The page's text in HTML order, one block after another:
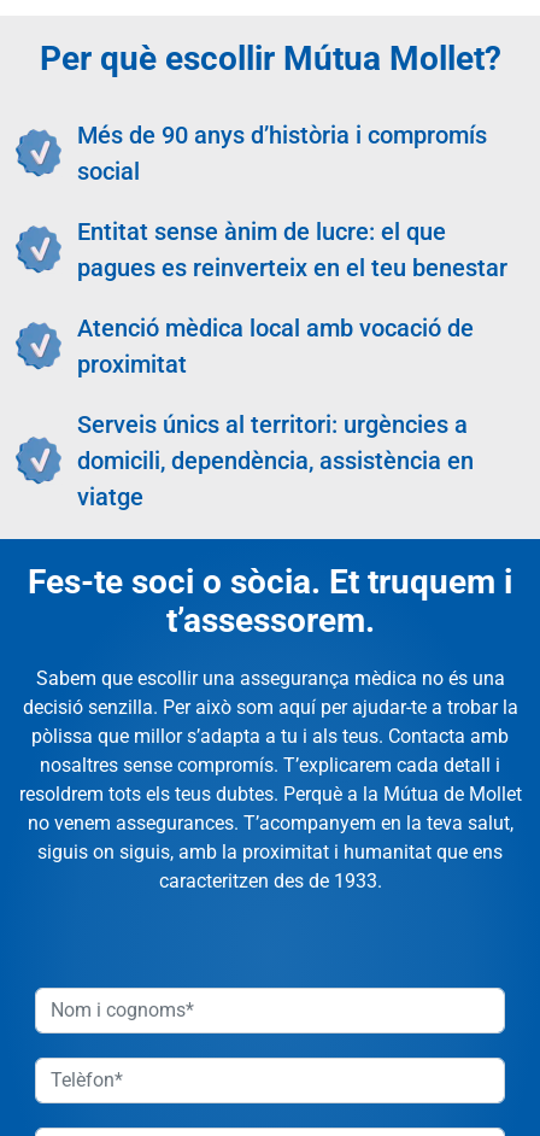
Per què escollir Mútua Mollet?
Més de 90 anys d’història i compromís
social
Entitat sense ànim de lucre: el que
pagues es reinverteix en el teu benestar
Atenció mèdica local amb vocació de
proximitat
Serveis únics al territori: urgències a
domicili, dependència, assistència en
viatge
Fes-te soci o sòcia. Et truquem i
t’assessorem.
Sabem que escollir una assegurança mèdica no és una
decisió senzilla. Per això som aquí per ajudar-te a trobar la
pòlissa que millor s’adapta a tu i als teus. Contacta amb
nosaltres sense compromís. T’explicarem cada detall i
resoldrem tots els teus dubtes. Perquè a la Mútua de Mollet
no venem assegurances. T’acompanyem en la teva salut,
siguis on siguis, amb la proximitat i humanitat que ens
caracteritzen des de 1933.